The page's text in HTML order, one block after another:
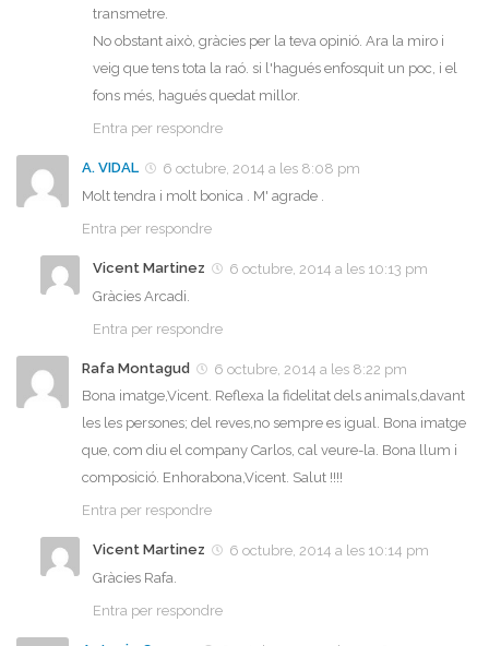
transmetre.
No obstant això, gràcies per la teva opinió. Ara la miro i
veig que tens tota la raó. si l'hagués enfosquit un poc, i el
fons més, hagués quedat millor.
Entra per respondre
A. VIDAL
6 octubre, 2014 a les 8:08 pm
Molt tendra i molt bonica . M' agrade .
Entra per respondre
Vicent Martinez
6 octubre, 2014 a les 10:13 pm
Gràcies Arcadi.
Entra per respondre
Rafa Montagud
6 octubre, 2014 a les 8:22 pm
Bona imatge,Vicent. Reflexa la fidelitat dels animals,davant
les les persones; del reves,no sempre es igual. Bona imatge
que, com diu el company Carlos, cal veure-la. Bona llum i
composició. Enhorabona,Vicent. Salut !!!!
Entra per respondre
Vicent Martinez
6 octubre, 2014 a les 10:14 pm
Gràcies Rafa.
Entra per respondre